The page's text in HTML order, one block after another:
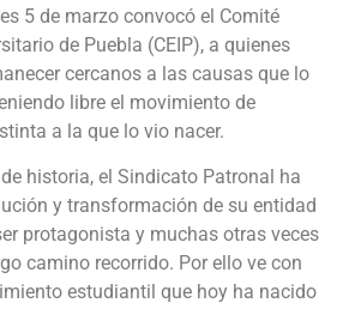
5 de marzo convocó el Comité
de Puebla (CEIP), a quienes
cercanos a las causas que lo
libre el movimiento de
a la que lo vio nacer.
historia, el Sindicato Patronal ha
y transformación de su entidad
protagonista y muchas otras veces
camino recorrido. Por ello ve con
estudiantil que hoy ha nacido